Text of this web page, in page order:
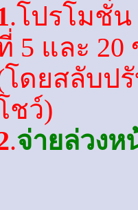
.โปรโมชั่น
5 และ 20
โดยสลับป
ชว์)
.จ่ายล่วงห